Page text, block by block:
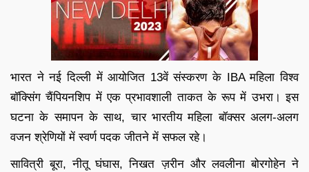
भारत ने नई दिल्ली में आयोजित 13वें संस्करण के IBA महिला विश्व
बॉक्सिंग चैंपियनशिप में एक प्रभावशाली ताकत के रूप में उभरा। इस
घटना के समापन के साथ, चार भारतीय महिला बॉक्सर अलग-अलग
वजन श्रेणियों में स्वर्ण पदक जीतने में सफल रहे।
सावित्री बूरा, नीतू घंघास, निखत ज़रीन और लवलीना बोरगोहेन ने